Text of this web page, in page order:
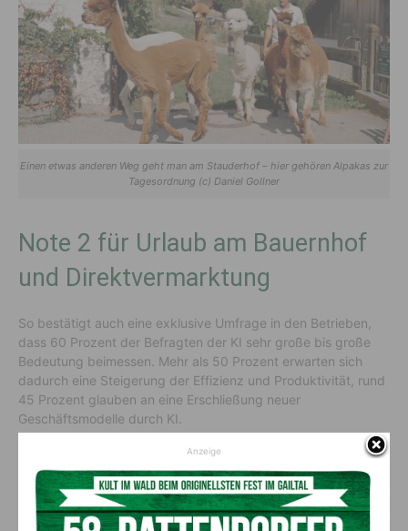
Einen etwas anderen Weg geht man am Stauderhof – hier gehören Alpakas zur
Tagesordnung (c) Daniel Gollner
Note 2 für Urlaub am Bauernhof
und Direktvermarktung
So bestätigt auch eine exklusive Umfrage in den Betrieben,
dass 60 Prozent der Befragten der KI sehr große bis große
Bedeutung beimessen. Mehr als 50 Prozent erwarten sich
dadurch eine Steigerung der Effizienz und Produktivität, rund
45 Prozent glauben an eine Erschließung neuer
Geschäftsmodelle durch KI.
Direktvermarktung und Urlaub am
Bauernhof werden von
Anzeige